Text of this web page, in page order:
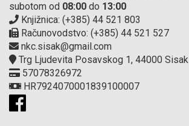
subotom od 08:00 do 13:00
Knjižnica: (+385) 44 521 803
Računovodstvo: (+385) 44 521 527
nkc.sisak@gmail.com
Trg Ljudevita Posavskog 1, 44000 Sisak
57078326972
HR7924070001839100007